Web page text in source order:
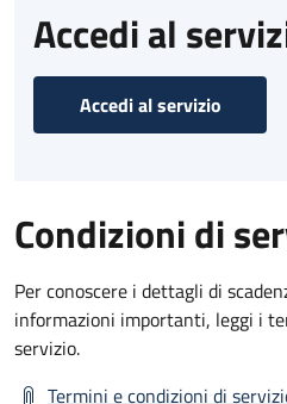
Accedi al
Accedi al servizio
Condizioni di
Per conoscere i dettagli di
informazioni importanti, leggi i
servizio.
Termini e condizioni di